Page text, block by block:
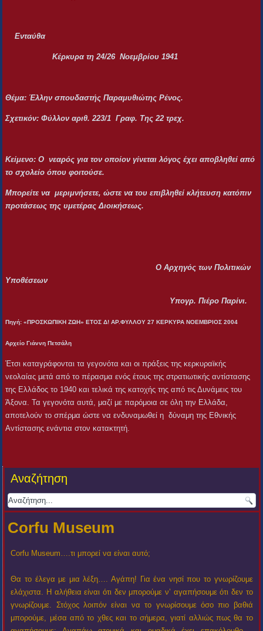
Ενταύθα
Κέρκυρα τη 24/26 Νοεμβρίου 1941
Θέμα: Έλλην σπουδαστής Παραμυθιώτης Ρένος.
Σχετικόν: Φύλλον αριθ. 223/1 Γραφ. Της 22 τρεχ.
Κείμενο: Ο νεαρός για τον οποίον γίνεται λόγος έχει αποβληθεί από
το σχολείο όπου φοιτούσε.
Μπορείτε να μεριμνήσετε, ώστε να του επιβληθεί κλήτευση κατόπιν
προτάσεως της υμετέρας Διοικήσεως.
Ο Αρχηγός των Πολιτικών
Υποθέσεων
Υπογρ. Πιέρο Παρίνι.
Πηγή: «ΠΡΟΣΚΩΠΙΚΗ ΖΩΗ» ΕΤΟΣ Δ! ΑΡ.ΦΥΛΛΟΥ 27 ΚΕΡΚΥΡΑ ΝΟΕΜΒΡΙΟΣ 2004
Αρχείο Γιάννη Πετσάλη
Έτσι καταγράφονται τα γεγονότα και οι πράξεις της κερκυραϊκής
νεολαίας μετά από το πέρασμα ενός έτους της στρατιωτικής αντίστασης
της Ελλάδος το 1940 και τελικά της κατοχής της από τις Δυνάμεις του
Άξονα. Τα γεγονότα αυτά, μαζί με παρόμοια σε όλη την Ελλάδα,
αποτελούν το σπέρμα ώστε να ενδυναμωθεί η δύναμη της Εθνικής
Αντίστασης ενάντια στον κατακτητή.
Αναζήτηση
Corfu Museum
Corfu Museum….τι μπορεί να είναι αυτό;
Θα το έλεγα με μια λέξη…. Αγάπη! Για ένα νησί που το γνωρίζουμε
ελάχιστα. Η αλήθεια είναι ότι δεν μπορούμε ν’ αγαπήσουμε ότι δεν το
γνωρίζουμε. Στόχος λοιπόν είναι να το γνωρίσουμε όσο πιο βαθιά
μπορούμε, μέσα από το χθες και το σήμερα, γιατί αλλιώς πως θα το